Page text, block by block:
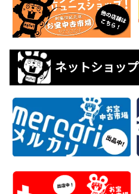
ネットショップ